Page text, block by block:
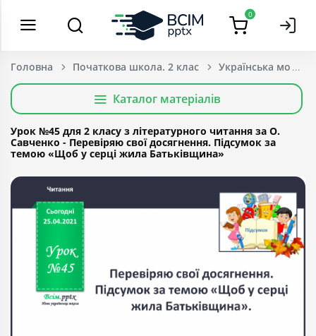
0
Головна Початкова школа. 2 клас Українська мова
Каталог матеріалів
Урок №45 для 2 класу з літературного читання за О.
Савченко - Перевіряю свої досягнення. Підсумок за
темою «Щоб у серці жила Батьківщина»